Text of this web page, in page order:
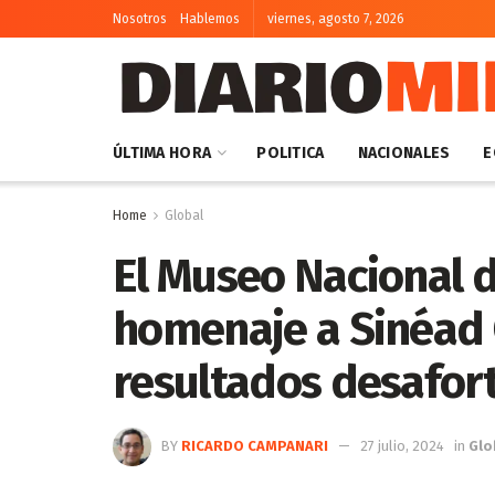
Nosotros Hablemos viernes, agosto 7, 2026
ÚLTIMA HORA POLITICA NACIONALES
Home Global
El Museo Nacional
homenaje a Sinéad
resultados
BY RICARDO CAMPANARI 27 julio, 2024 in